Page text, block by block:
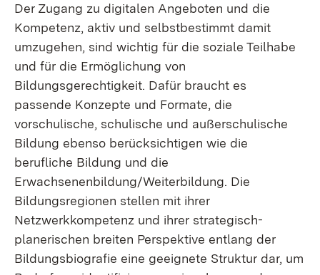
Der Zugang zu digitalen Angeboten und die
Kompetenz, aktiv und selbstbestimmt damit
umzugehen, sind wichtig für die soziale Teilhabe
und für die Ermöglichung von
Bildungsgerechtigkeit. Dafür braucht es
passende Konzepte und Formate, die
vorschulische, schulische und außerschulische
Bildung ebenso berücksichtigen wie die
berufliche Bildung und die
Erwachsenenbildung/Weiterbildung. Die
Bildungsregionen stellen mit ihrer
Netzwerkkompetenz und ihrer strategisch-
planerischen breiten Perspektive entlang der
Bildungsbiografie eine geeignete Struktur dar, um